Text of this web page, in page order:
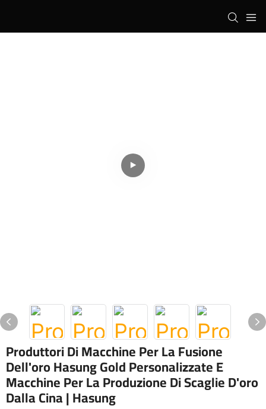
Produttori Di Macchine Per La Fusione
Dell'oro Hasung Gold Personalizzate E
Macchine Per La Produzione Di Scaglie D'oro
Dalla Cina | Hasung